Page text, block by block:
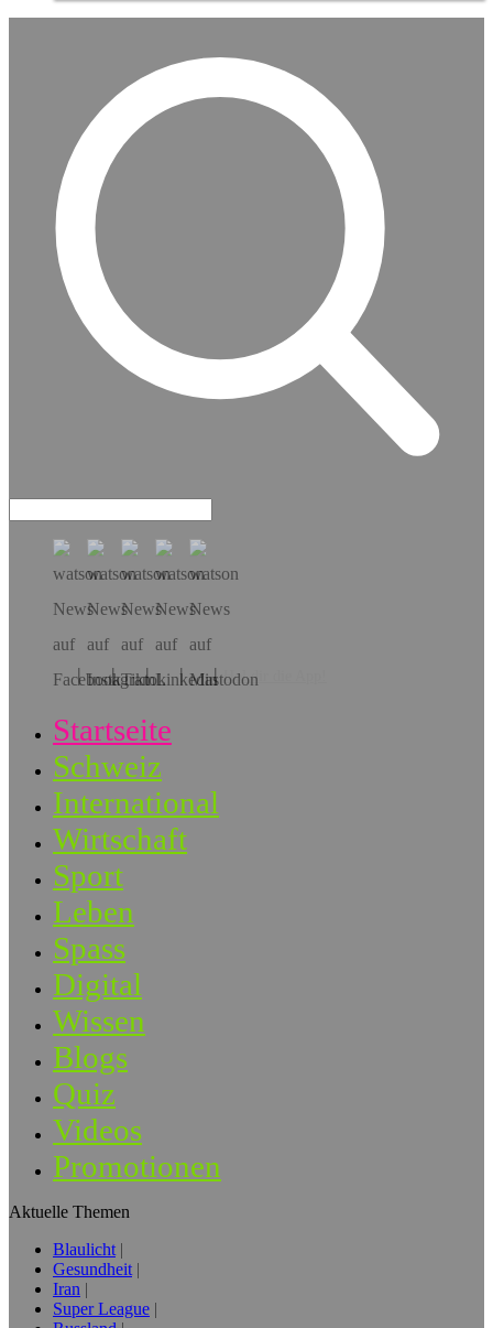
Hol dir die App!
Startseite
Schweiz
International
Wirtschaft
Sport
Leben
Spass
Digital
Wissen
Blogs
Quiz
Videos
Promotionen
Aktuelle Themen
Blaulicht
Gesundheit
Iran
Super League